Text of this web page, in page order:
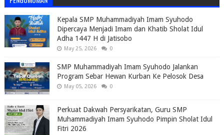
Kepala SMP Muhammadiyah Imam Syuhodo
Dipercaya Menjadi Imam dan Khatib Sholat Idul
Adha 1447 H di Jatisobo
May 25, 2026 0
SMP Muhammadiyah Imam Syuhodo Jalankan
Program Sebar Hewan Kurban Ke Pelosok Desa
May 05, 2026 0
Perkuat Dakwah Persyarikatan, Guru SMP
Muhammadiyah Imam Syuhodo Pimpin Sholat Idul
Fitri 2026